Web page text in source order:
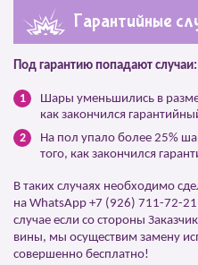
Гарантийные
Под гарантию попадают случаи:
Шары уменьшились в
как закончился
На пол упало более 25%
того, как закончился
В таких случаях необходимо
на WhatsApp +7 (926) 711-72-21
случае если со стороны
вины, мы осуществим замену
совершенно бесплатно!